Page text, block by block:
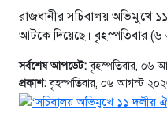
রাজধানীর সচিবালয় অভিমুখে
আটকে দিয়েছে। বৃহস্পতিবার
সর্বশেষ আপডেট:বৃহস্পতিবার, ০৬
প্রকাশ:বৃহস্পতিবার, ০৬ আগস্ট